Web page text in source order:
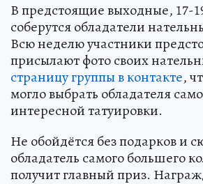
В предстоящие выходные, 17-
соберутся обладатели
Всю неделю участники
присылают фото своих
страницу группы в контакте,
могло выбрать обладателя
интересной татуировки.
Не обойдётся без подарков и
обладатель самого большего
получит главный приз.